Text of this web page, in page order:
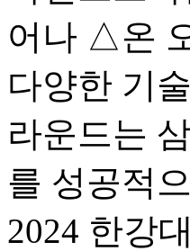
어나 △온
다양한 기
라운드는
를 성공적
2024 한강